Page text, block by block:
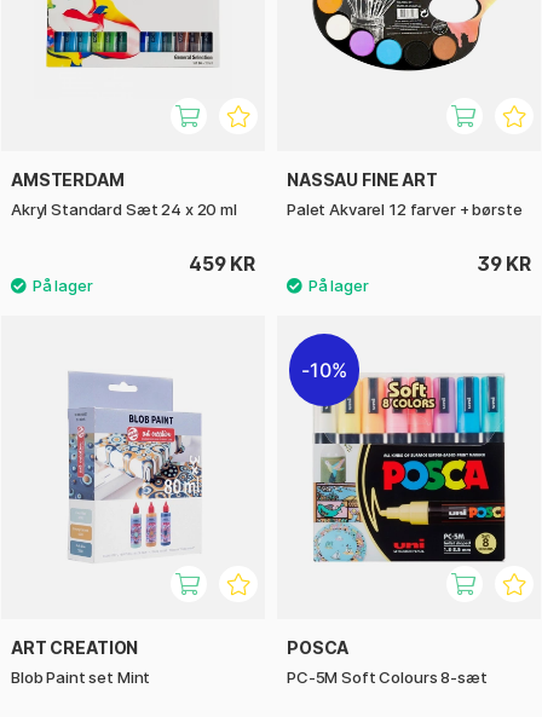
AMSTERDAM
Akryl Standard Sæt 24 x 20 ml
459 KR
NASSAU FINE ART
Palet Akvarel 12 farver + børste
39 KR
ART CREATION
Blob Paint set Mint
10%
POSCA
PC-5M Soft Colours 8-sæt